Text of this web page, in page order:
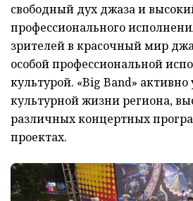
свободный дух джаза и
профессионального
зрителей в красочный мир
особой профессиональной
культурой. «Big Band» активно
культурной жизни региона,
различных концертных
проектах.